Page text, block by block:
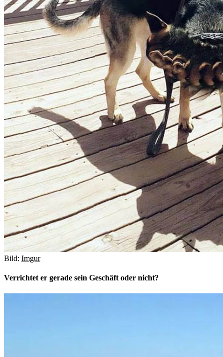
Bild: Imgur
Verrichtet er gerade sein Geschäft oder nicht?